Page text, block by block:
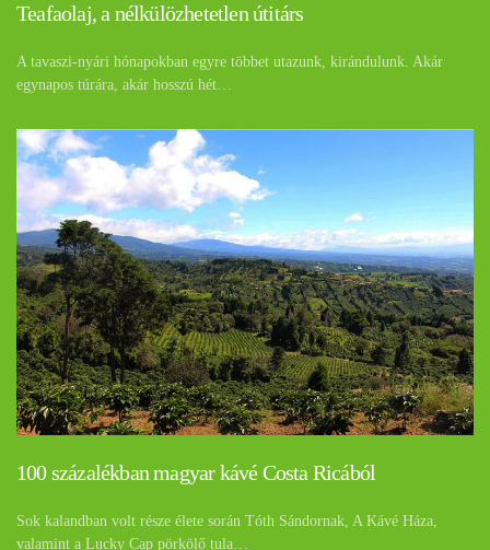
Teafaolaj, a nélkülözhetetlen útitárs
A tavaszi-nyári hónapokban egyre többet utazunk, kirándulunk. Akár
egynapos túrára, akár hosszú hét…
100 százalékban magyar kávé Costa Ricából
Sok kalandban volt része élete során Tóth Sándornak, A Kávé Háza,
valamint a Lucky Cap pörkölő tula…